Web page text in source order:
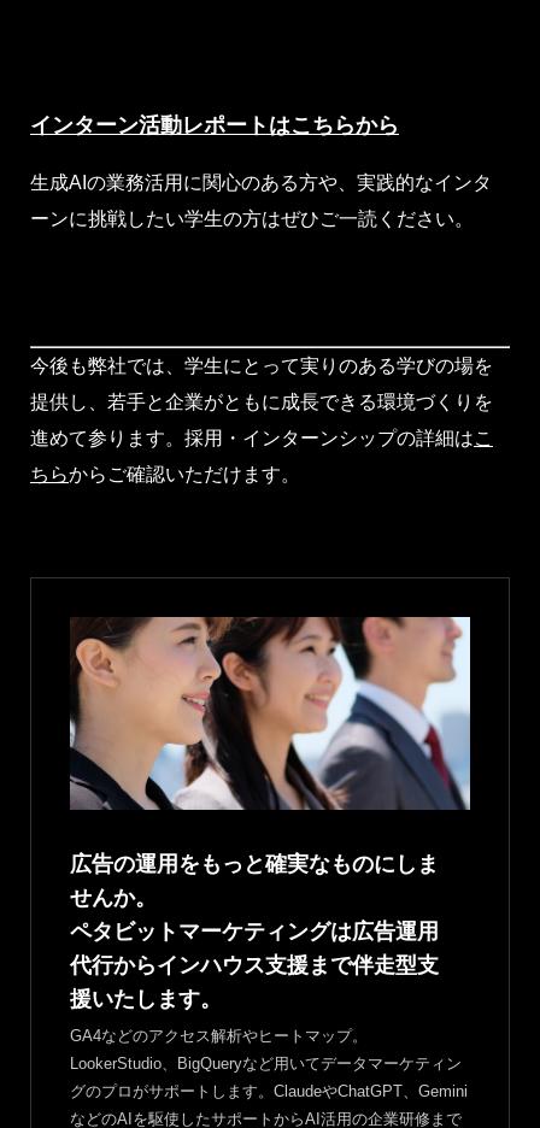
インターン活動レポートはこちらから
生成AIの業務活用に関心のある方や、実践的なインタ
ーンに挑戦したい学生の方はぜひご一読ください。
今後も弊社では、学生にとって実りのある学びの場を
提供し、若手と企業がともに成長できる環境づくりを
進めて参ります。採用・インターンシップの詳細はこ
ちらからご確認いただけます。
広告の運用をもっと確実なものにしま
せんか。
ペタビットマーケティングは広告運用
代行からインハウス支援まで伴走型支
援いたします。
GA4などのアクセス解析やヒートマップ。
LookerStudio、BigQueryなど用いてデータマーケティン
グのプロがサポートします。ClaudeやChatGPT、Gemini
などのAIを駆使したサポートからAI活用の企業研修まで